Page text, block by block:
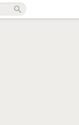
search